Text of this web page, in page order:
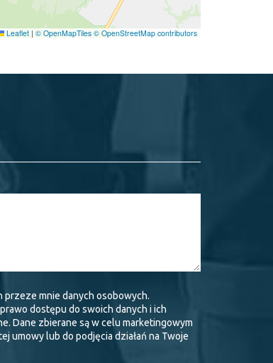
Leaflet | © OpenMapTiles © OpenStreetMap contributors
przeze mnie danych osobowych.
dostępu do swoich danych i ich
Dane zbierane są w celu marketingowym
umowy lub do podjęcia działań na Twoje